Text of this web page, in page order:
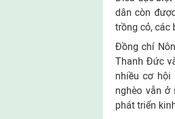
dân còn
trồng cỏ, các
Đồng chí
Thanh Đức
nhiều cơ hội
nghèo vẫn ở
phát triển